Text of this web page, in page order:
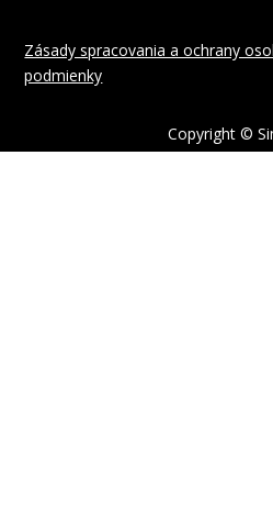
Zásady spracovania a ochrany
podmienky
Copyright ©